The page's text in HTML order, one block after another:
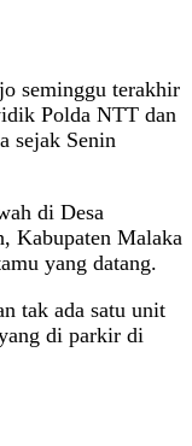
seminggu terakhir
Polda NTT dan
sejak Senin
di Desa
Kabupaten Malaka
yang datang.
tak ada satu unit
di parkir di